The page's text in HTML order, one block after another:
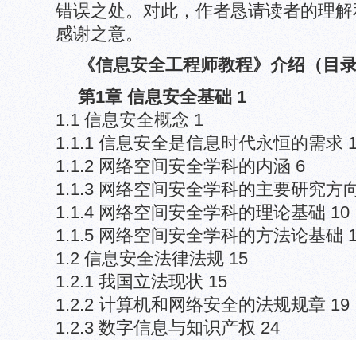
错误之处。对此，作者恳请读者的理
感谢之意。
《信息安全工程师教程》介绍（目
第1章 信息安全基础 1
1.1 信息安全概念 1
1.1.1 信息安全是信息时代永恒的需求
1.1.2 网络空间安全学科的内涵 6
1.1.3 网络空间安全学科的主要研究方
1.1.4 网络空间安全学科的理论基础 10
1.1.5 网络空间安全学科的方法论基础
1.2 信息安全法律法规 15
1.2.1 我国立法现状 15
1.2.2 计算机和网络安全的法规规章 19
1.2.3 数字信息与知识产权 24